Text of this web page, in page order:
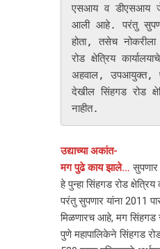
एसआय व डीएसआय जे
आली आहे. परंतु
होता, तसेच
रोड क्षेत्रिय
अहवाल, उपआयुक्त,
देखील सिंहगड रोड
नाहीत.
उद्याच्या अकांत-
मग पुढे काय झाले… सुपणार
हे पुन्हा सिंहगड रोड
परंतु सुपणार यांना 2011
मिळणारच आहे, मग सिंहगड
पुणे महापालिकेने सिंहगड